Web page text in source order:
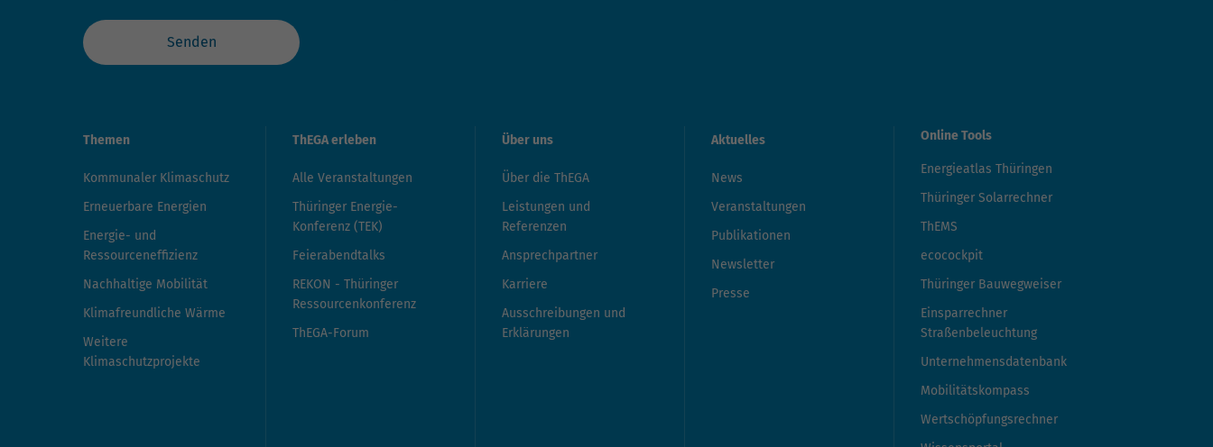
Senden
Themen
Kommunaler Klimaschutz
Erneuerbare Energien
Energie- und
Ressourceneffizienz
Nachhaltige Mobilität
Klimafreundliche Wärme
Weitere
Klimaschutzprojekte
ThEGA erleben
Alle Veranstaltungen
Thüringer Energie-
Konferenz (TEK)
Feierabendtalks
REKON - Thüringer
Ressourcenkonferenz
ThEGA-Forum
Über uns
Über die ThEGA
Leistungen und
Referenzen
Ansprechpartner
Karriere
Ausschreibungen und
Erklärungen
Aktuelles
News
Veranstaltungen
Publikationen
Newsletter
Presse
Online Tools
Energieatlas Thüringen
Thüringer Solarrechner
ThEMS
ecocockpit
Thüringer Bauwegweiser
Einsparrechner
Straßenbeleuchtung
Unternehmensdatenbank
Mobilitätskompass
Wertschöpfungsrechner